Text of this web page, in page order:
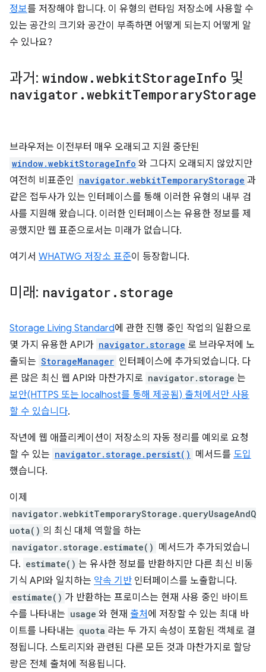
정보를 저장해야 합니다. 이 유형의 런타임 저장소에 사용할 수
있는 공간의 크기와 공간이 부족하면 어떻게 되는지 어떻게 알
수 있나요?
과거: window.webkitStorageInfo 및
navigator .webkitTemporaryStorage
브라우저는 이전부터 매우 오래되고 지원 중단된
window.webkitStorageInfo 와 그다지 오래되지 않았지만
여전히 비표준인 navigator.webkitTemporaryStorage 과
같은 접두사가 있는 인터페이스를 통해 이러한 유형의 내부 검
사를 지원해 왔습니다. 이러한 인터페이스는 유용한 정보를 제
공했지만 웹 표준으로서는 미래가 없습니다.
여기서 WHATWG 저장소 표준이 등장합니다.
미래: navigator . storage
Storage Living Standard에 관한 진행 중인 작업의 일환으로
몇 가지 유용한 API가 navigator.storage 로 브라우저에 노
출되는 StorageManager 인터페이스에 추가되었습니다. 다
른 많은 최신 웹 API와 마찬가지로 navigator.storage 는
보안(HTTPS 또는 localhost를 통해 제공됨) 출처에서만 사용
할 수 있습니다.
작년에 웹 애플리케이션이 저장소의 자동 정리를 예외로 요청
할 수 있는 navigator.storage.persist() 메서드를 도입
했습니다.
이제
navigator.webkitTemporaryStorage.queryUsageAndQ
uota() 의 최신 대체 역할을 하는
navigator.storage.estimate() 메서드가 추가되었습니
다. estimate() 는 유사한 정보를 반환하지만 다른 최신 비동
기식 API와 일치하는 약속 기반 인터페이스를 노출합니다.
estimate() 가 반환하는 프로미스는 현재 사용 중인 바이트
수를 나타내는 usage 와 현재 출처 에 저장할 수 있는 최대 바
이트를 나타내는 quota 라는 두 가지 속성이 포함된 객체로 결
정됩니다. 스토리지와 관련된 다른 모든 것과 마찬가지로 할당
량은 전체 출처에 적용됩니다.